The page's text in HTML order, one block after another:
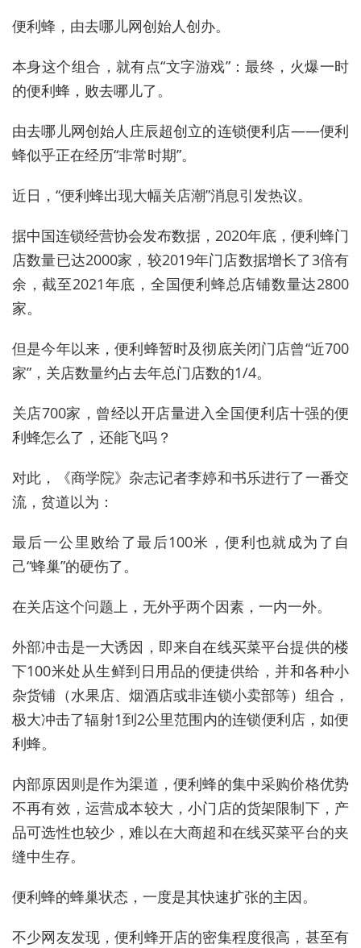
便利蜂，由去哪儿网创始人创办。
本身这个组合，就有点“文字游戏”：最终，火爆一时
的便利蜂，败去哪儿了。
由去哪儿网创始人庄辰超创立的连锁便利店——便利
蜂似乎正在经历“非常时期”。
近日，“便利蜂出现大幅关店潮”消息引发热议。
据中国连锁经营协会发布数据，2020年底，便利蜂门
店数量已达2000家，较2019年门店数据增长了3倍有
余，截至2021年底，全国便利蜂总店铺数量达2800
家。
但是今年以来，便利蜂暂时及彻底关闭门店曾“近700
家”，关店数量约占去年总门店数的1/4。
关店700家，曾经以开店量进入全国便利店十强的便
利蜂怎么了，还能飞吗？
对此，《商学院》杂志记者李婷和书乐进行了一番交
流，贫道以为：
最后一公里败给了最后100米，便利也就成为了自
己“蜂巢”的硬伤了。
在关店这个问题上，无外乎两个因素，一内一外。
外部冲击是一大诱因，即来自在线买菜平台提供的楼
下100米处从生鲜到日用品的便捷供给，并和各种小
杂货铺（水果店、烟酒店或非连锁小卖部等）组合，
极大冲击了辐射1到2公里范围内的连锁便利店，如便
利蜂。
内部原因则是作为渠道，便利蜂的集中采购价格优势
不再有效，运营成本较大，小门店的货架限制下，产
品可选性也较少，难以在大商超和在线买菜平台的夹
缝中生存。
便利蜂的蜂巢状态，一度是其快速扩张的主因。
不少网友发现，便利蜂开店的密集程度很高，甚至有